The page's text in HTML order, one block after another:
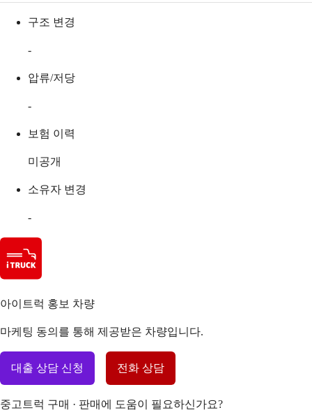
구조 변경
-
압류/저당
-
보험 이력
미공개
소유자 변경
-
아이트럭 홍보 차량
마케팅 동의를 통해 제공받은 차량입니다.
대출 상담 신청 전화 상담
중고트럭 구매 · 판매에 도움이 필요하신가요?